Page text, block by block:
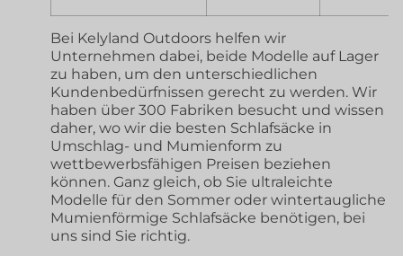
Bei Kelyland Outdoors helfen wir
Unternehmen dabei, beide Modelle auf Lager
zu haben, um den unterschiedlichen
Kundenbedürfnissen gerecht zu werden. Wir
haben über 300 Fabriken besucht und wissen
daher, wo wir die besten Schlafsäcke in
Umschlag- und Mumienform zu
wettbewerbsfähigen Preisen beziehen
können. Ganz gleich, ob Sie ultraleichte
Modelle für den Sommer oder wintertaugliche
Mumienförmige Schlafsäcke benötigen, bei
uns sind Sie richtig.